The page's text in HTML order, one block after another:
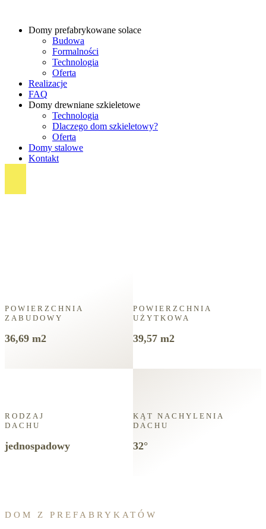
Domy prefabrykowane solace
Budowa
Formalności
Technologia
Oferta
Realizacje
FAQ
Domy drewniane szkieletowe
Technologia
Dlaczego dom szkieletowy?
Oferta
Domy stalowe
Kontakt
POWIERZCHNIA
ZABUDOWY
36,69 m2
POWIERZCHNIA
UŻYTKOWA
39,57 m2
RODZAJ
DACHU
jednospadowy
KĄT NACHYLENIA
DACHU
32°
DOM Z PREFABRYKATÓW